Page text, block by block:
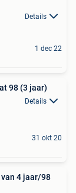
Details
1 dec 22
98 (3 jaar)
Details
31 okt 20
4 jaar/98